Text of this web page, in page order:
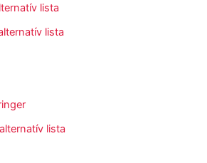
lista
lista
alternatív lista